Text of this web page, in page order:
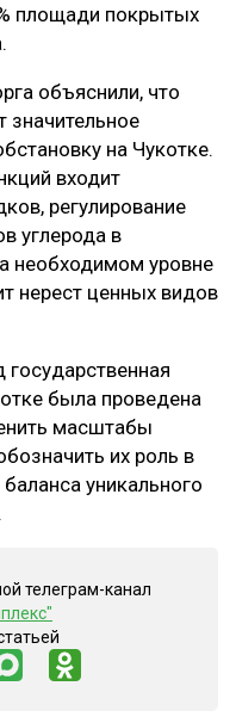
площади покрытых
объяснили, что
на Чукотке.
входит
регулирование
углерода в
необходимом уровне
нерест ценных видов
была проведена
масштабы
их роль в
уникального
телеграм-канал